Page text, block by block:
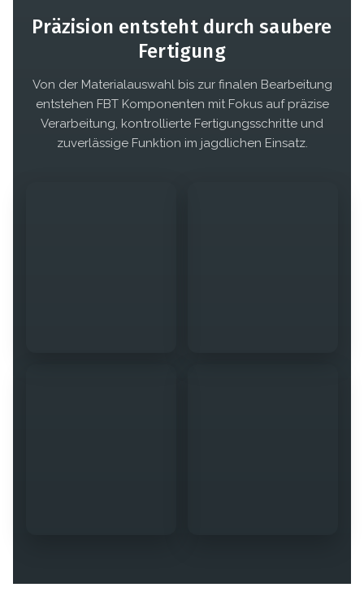
Präzision entsteht durch saubere
Fertigung
Von der Materialauswahl bis zur finalen Bearbeitung
entstehen FBT Komponenten mit Fokus auf präzise
Verarbeitung, kontrollierte Fertigungsschritte und
zuverlässige Funktion im jagdlichen Einsatz.